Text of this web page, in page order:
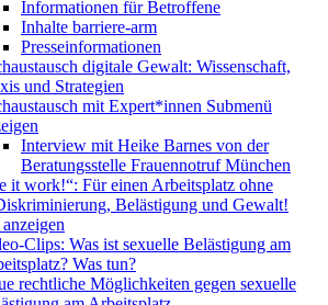
Informationen für Betroffene
Inhalte barriere-arm
Presseinformationen
digitale Gewalt: Wissenschaft,
und Strategien
mit Expert*innen Submenü
Interview mit Heike Barnes von der
Beratungsstelle Frauennotruf München
it work!“: Für einen Arbeitsplatz ohne
Belästigung und Gewalt!
Clips: Was ist sexuelle Belästigung am
Was tun?
rechtliche Möglichkeiten gegen sexuelle